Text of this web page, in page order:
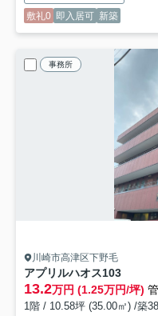
敷礼0 即入居可 新築
事務所
川崎市高津区下野毛
アプリルハオス103
13.2万円 (1.25万円/坪)
1階 / 10.58坪 (35.00㎡) /築